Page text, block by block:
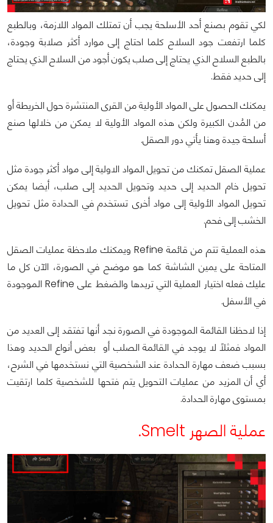
لكي تقوم بصنع أحد الأسلحة يجب أن تمتلك المواد اللازمة، وبالطبع
كلما ارتفعت جود السلاح كلما احتاج إلى موارد أكثر صلابة وجودة،
بالطبع السلاح الذي يحتاج إلى صلب يكون أجود من السلاح الذي يحتاج
إلى حديد فقط.
يمكنك الحصول على المواد الأولية من القرى المنتشرة حول الخريطة أو
من المُدن الكبيرة ولكن هذه المواد الأولية لا يمكن من خلالها صنع
أسلحة جيدة وهنا يأتي دور الصقل.
عملية الصقل تمكنك من تحويل المواد الاولية إلى مواد أكثر جودة مثل
تحويل خام الحديد إلى حديد وتحويل الحديد إلى صلب، أيضا يمكن
تحويل المواد الأولية إلى مواد أخرى تستخدم في الحدادة مثل تحويل
الخشب إلى فحم.
هذه العملية تتم من قائمة Refine ويمكنك ملاحظة عمليات الصقل
المتاحة على يمين الشاشة كما هو موضح في الصورة، الآن كل ما
عليك فعله اختيار العملية التي تريدها والضغط على Refine الموجودة
في الأسفل.
إذا لاحظنا القائمة الموجودة في الصورة نجد أنها تفتقد إلى العديد من
المواد فمثلاً لا يوجد في القائمة الصلب أو بعض أنواع الحديد وهذا
بسبب ضعف مهارة الحدادة عند الشخصية التي نستخدمها في الشرح،
أي أن المزيد من عمليات التحويل يتم فتحها للشخصية كلما ارتقيت
بمستوى مهارة الحدادة.
عملية الصهر Smelt.